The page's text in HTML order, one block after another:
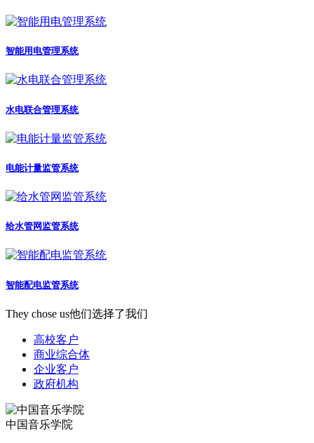
智能用电管理系统
水电联合管理系统
电能计量监管系统
给水管网监管系统
智能配电监管系统
They chose us他们选择了我们
高校客户
商业综合体
企业客户
政府机构
中国音乐学院